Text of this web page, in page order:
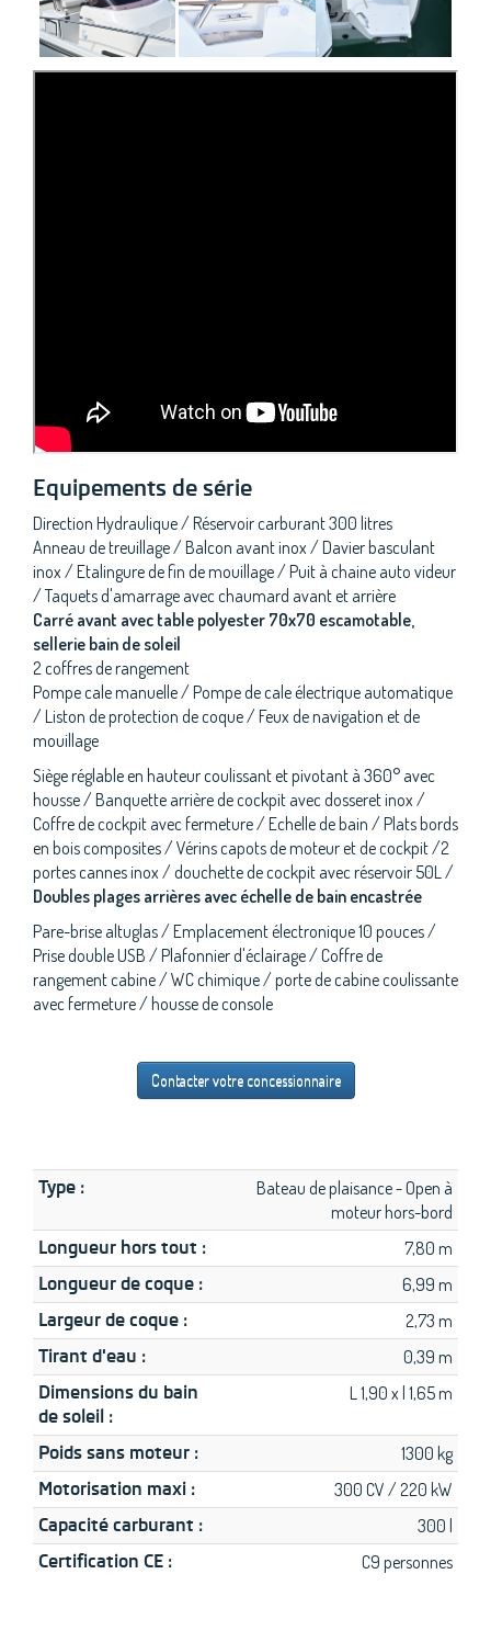
Equipements de série
Direction Hydraulique / Réservoir carburant 300 litres
Anneau de treuillage / Balcon avant inox / Davier basculant
inox / Etalingure de fin de mouillage / Puit à chaine auto videur
/ Taquets d'amarrage avec chaumard avant et arrière
Carré avant avec table polyester 70x70 escamotable,
sellerie bain de soleil
2 coffres de rangement
Pompe cale manuelle / Pompe de cale électrique automatique
/ Liston de protection de coque / Feux de navigation et de
mouillage
Siège réglable en hauteur coulissant et pivotant à 360° avec
housse / Banquette arrière de cockpit avec dosseret inox /
Coffre de cockpit avec fermeture / Echelle de bain / Plats bords
en bois composites / Vérins capots de moteur et de cockpit /2
portes cannes inox / douchette de cockpit avec réservoir 50L /
Doubles plages arrières avec échelle de bain encastrée
Pare-brise altuglas / Emplacement électronique 10 pouces /
Prise double USB / Plafonnier d'éclairage / Coffre de
rangement cabine / WC chimique / porte de cabine coulissante
avec fermeture / housse de console
Contacter votre concessionnaire
Type :
Bateau de plaisance - Open à
moteur hors-bord
Longueur hors tout : 7,80 m
Longueur de coque : 6,99 m
Largeur de coque : 2,73 m
Tirant d'eau : 0,39 m
Dimensions du bain
de soleil :
L 1,90 x l 1,65 m
Poids sans moteur : 1300 kg
Motorisation maxi : 300 CV / 220 kW
Capacité carburant : 300 l
Certification CE : C9 personnes